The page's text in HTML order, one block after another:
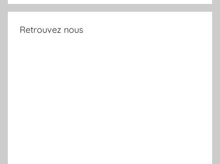
Retrouvez nous